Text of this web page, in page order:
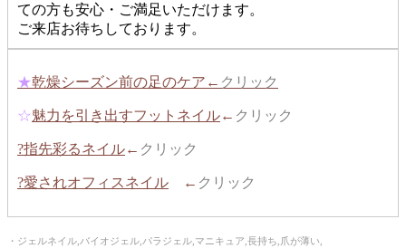
ての方も安心・ご満足いただけます。
ご来店お待ちしております。
★乾燥シーズン前の足のケア← クリック
☆魅力を引き出すフットネイル← クリック
?指先彩るネイル← クリック
?愛されオフィスネイル ← クリック
・ジェルネイル,バイオジェル,パラジェル,マニキュア,長持ち,爪が薄い,